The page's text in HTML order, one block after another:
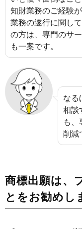
知財業務のご経験
業務の遂行に関し
の方は、専門のサ
も一案です。
なる
相談
も
削減
商標出願は、
とをお勧めし